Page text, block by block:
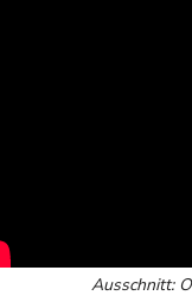
Ausschnitt: